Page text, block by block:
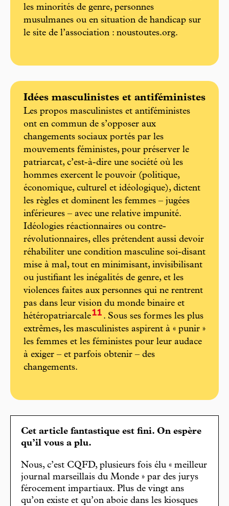
les minorités de genre, personnes
musulmanes ou en situation de handicap sur
le site de l’association : noustoutes.org.
Idées masculinistes et antiféministes
Les propos masculinistes et antiféministes
ont en commun de s’opposer aux
changements sociaux portés par les
mouvements féministes, pour préserver le
patriarcat, c’est-à-dire une société où les
hommes exercent le pouvoir (politique,
économique, culturel et idéologique), dictent
les règles et dominent les femmes – jugées
inférieures – avec une relative impunité.
Idéologies réactionnaires ou contre-
révolutionnaires, elles prétendent aussi devoir
réhabiliter une condition masculine soi-disant
mise à mal, tout en minimisant, invisibilisant
ou justifiant les inégalités de genre, et les
violences faites aux personnes qui ne rentrent
pas dans leur vision du monde binaire et
hétéropatriarcale11 . Sous ses formes les plus
extrêmes, les masculinistes aspirent à « punir »
les femmes et les féministes pour leur audace
à exiger – et parfois obtenir – des
changements.
Cet article fantastique est fini. On espère
qu’il vous a plu.
Nous, c’est CQFD, plusieurs fois élu « meilleur
journal marseillais du Monde » par des jurys
férocement impartiaux. Plus de vingt ans
qu’on existe et qu’on aboie dans les kiosques